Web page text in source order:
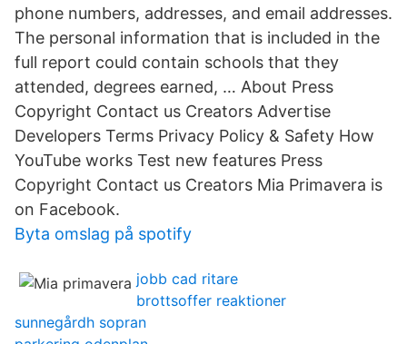
phone numbers, addresses, and email addresses.
The personal information that is included in the
full report could contain schools that they
attended, degrees earned, … About Press
Copyright Contact us Creators Advertise
Developers Terms Privacy Policy & Safety How
YouTube works Test new features Press
Copyright Contact us Creators Mia Primavera is
on Facebook.
Byta omslag på spotify
jobb cad ritare
brottsoffer reaktioner
sunnegårdh sopran